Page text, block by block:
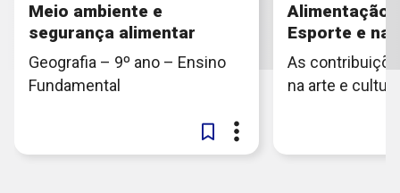
Meio ambiente e
segurança alimentar
Geografia – 9º ano – Ensino
Fundamental
Alimentação
Esporte e na
As
na arte e